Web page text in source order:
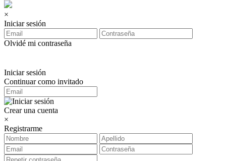
×
Iniciar sesión
Olvidé mi contraseña
Iniciar sesión
Continuar como invitado
Crear una cuenta
×
Registrarme